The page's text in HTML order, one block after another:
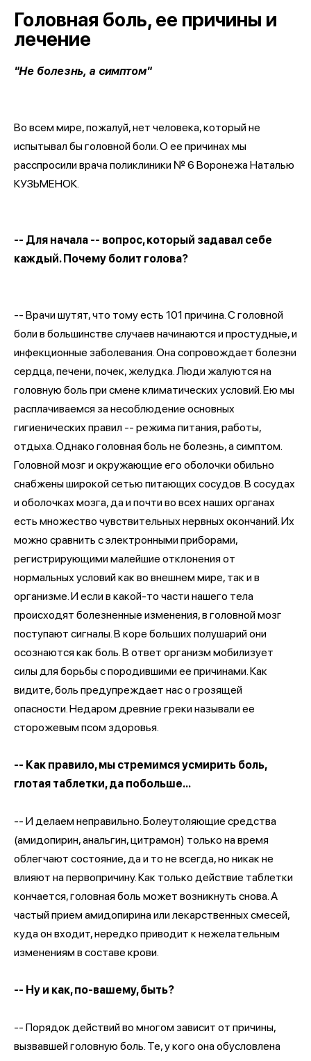
Головная боль, ее причины и
лечение
"Не болезнь, а симптом"
Во всем мире, пожалуй, нет человека, который не
испытывал бы головной боли. О ее причинах мы
расcпросили врача поликлиники № 6 Воронежа Наталью
КУЗЬМЕНОК.
-- Для начала -- вопрос, который задавал себе
каждый. Почему болит голова?
-- Врачи шутят, что тому есть 101 причина. С головной
боли в большинстве случаев начинаются и простудные, и
инфекционные заболевания. Она сопровождает болезни
сердца, печени, почек, желудка. Люди жалуются на
головную боль при смене климатических условий. Ею мы
расплачиваемся за несоблюдение основных
гигиенических правил -- режима питания, работы,
отдыха. Однако головная боль не болезнь, а симптом.
Головной мозг и окружающие его оболочки обильно
снабжены широкой сетью питающих сосудов. В сосудах
и оболочках мозга, да и почти во всех наших органах
есть множество чувствительных нервных окончаний. Их
можно сравнить с электронными приборами,
регистрирующими малейшие отклонения от
нормальных условий как во внешнем мире, так и в
организме. И если в какой-то части нашего тела
происходят болезненные изменения, в головной мозг
поступают сигналы. В коре больших полушарий они
осознаются как боль. В ответ организм мобилизует
силы для борьбы с породившими ее причинами. Как
видите, боль предупреждает нас о грозящей
опасности. Недаром древние греки называли ее
сторожевым псом здоровья.
-- Как правило, мы стремимся усмирить боль,
глотая таблетки, да побольше...
-- И делаем неправильно. Болеутоляющие средства
(амидопирин, анальгин, цитрамон) только на время
облегчают состояние, да и то не всегда, но никак не
влияют на первопричину. Как только действие таблетки
кончается, головная боль может возникнуть снова. А
частый прием амидопирина или лекарственных смесей,
куда он входит, нередко приводит к нежелательным
изменениям в составе крови.
-- Ну и как, по-вашему, быть?
-- Порядок действий во многом зависит от причины,
вызвавшей головную боль. Те, у кого она обусловлена